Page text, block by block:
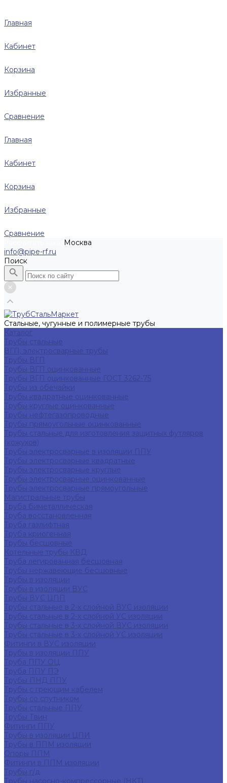
Главная
Кабинет
Корзина
Избранные
Сравнение
Главная
Кабинет
Корзина
Избранные
Сравнение
Москва
info@pipe-rf.ru
Поиск
Стальные, чугунные и полимерные трубы
Каталог
Трубы стальные
ВГП, электросварные трубы
Трубы ВГП
Трубы ВГП оцинкованные
Трубы ВГП оцинкованные ГОСТ 3262-75
Трубы из обечайки
Трубы квадратные оцинкованные
Трубы круглые оцинкованные
Трубы нефтегазопроводные
Трубы прямоугольные оцинкованные
Трубы стальные для изготовления защитных футляров
(кожухов)
Трубы электросварные в изоляции ППУ
Трубы электросварные квадратные
Трубы электросварные круглые
Трубы электросварные оцинкованные
Трубы электросварные прямоугольные
Магистральные трубы
Труба биметаллическая
Труба восстановленная
Труба газлифтная
Труба криогенная
Трубы бесшовные
Котельные трубы КВД
Труба легированная бесшовная
Трубы нержавеющие бесшовные
Трубы в изоляции
Трубы в изоляции ВУС
Трубы ВУС ЦПП
Трубы стальные в 2-х слойной ВУС изоляции
Трубы стальные в 2-х слойной УС изоляции
Трубы стальные в 3-х слойной ВУС изоляции
Трубы стальные в 3-х слойной УС изоляции
Фитинги в ВУС изоляции
Трубы в изоляции ППУ
Труба ППУ ОЦ
Труба ППУ ПЭ
Трубы ПНД ППУ
Трубы с греющим кабелем
Трубы со спутником
Трубы стальные ППУ
Трубы Твин
Фитинги ППУ
Трубы в изоляции ЦПИ
Трубы в ППМ изоляции
Опоры ППМ
Фитинги в ППМ изоляции
Трубы г/д
Трубы насосно-компрессорные (НКТ)